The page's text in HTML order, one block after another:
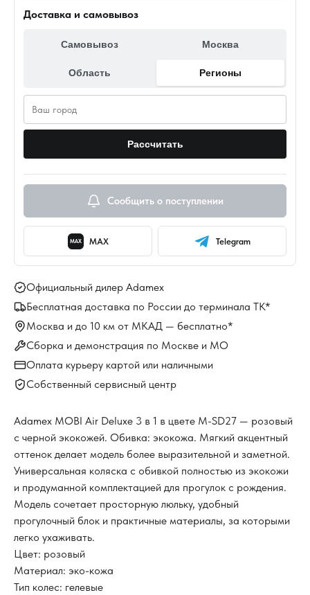
Доставка и самовывоз
Самовывоз Москва
Область Регионы
Рассчитать
Сообщить о поступлении
MAX MAX Telegram
Официальный дилер Adamex
Бесплатная доставка по России до терминала ТК*
Москва и до 10 км от МКАД — бесплатно*
Сборка и демонстрация по Москве и МО
Оплата курьеру картой или наличными
Собственный сервисный центр
Adamex MOBI Air Deluxe 3 в 1 в цвете M-SD27 — розовый
с черной экокожей. Обивка: экокожа. Мягкий акцентный
оттенок делает модель более выразительной и заметной.
Универсальная коляска с обивкой полностью из экокожи
и продуманной комплектацией для прогулок с рождения.
Модель сочетает просторную люльку, удобный
прогулочный блок и практичные материалы, за которыми
легко ухаживать.
Цвет: розовый
Материал: эко-кожа
Тип колес: гелевые